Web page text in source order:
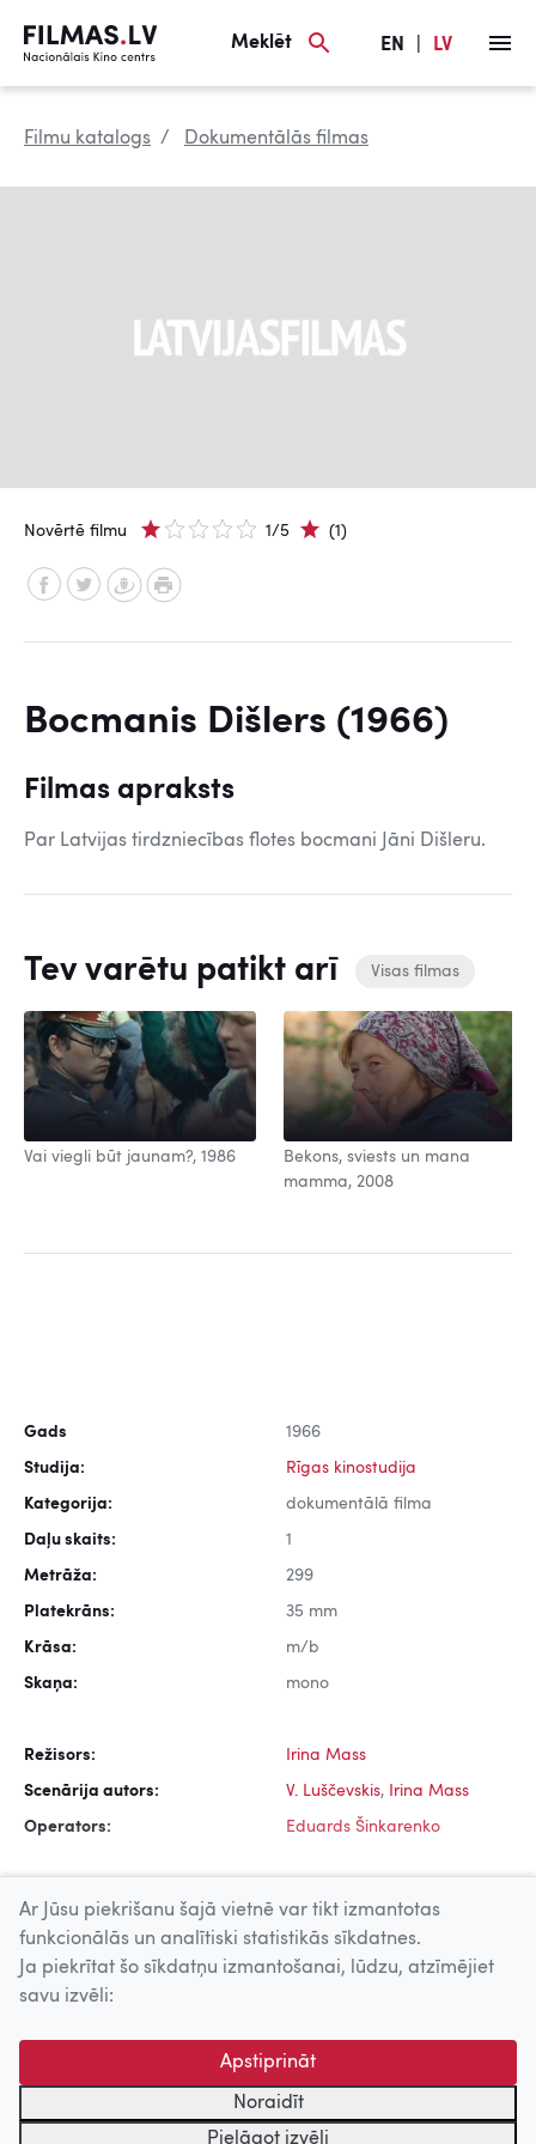
Meklēt EN LV
Filmu katalogs Dokumentālās filmas
Novērtē filmu 1/5 (1)
Bocmanis Dišlers (1966)
Filmas apraksts
Par Latvijas tirdzniecības flotes bocmani Jāni Dišleru.
Tev varētu patikt arī Visas filmas
Vai viegli būt jaunam?, 1986
Bekons, sviests un mana
mamma, 2008
Gads 1966
Studija: Rīgas kinostudija
Kategorija: dokumentālā filma
Daļu skaits: 1
Metrāža: 299
Platekrāns: 35 mm
Krāsa: m/b
Skaņa: mono
Režisors: Irina Mass
Scenārija autors: V. Luščevskis, Irina Mass
Operators: Eduards Šinkarenko
Uz augšu
© 2026 Nacionālais Kino centrs, Kultūras informācijas sistēmu
centrs. Sadarbības partneris: Latvijas Valsts
kinofotofonodokumentu arhīvs.
Ar Jūsu piekrišanu šajā vietnē var tikt izmantotas
funkcionālās un analītiski statistikās sīkdatnes.
Ja piekrītat šo sīkdatņu izmantošanai, lūdzu, atzīmējiet
savu izvēli:
Apstiprināt
Noraidīt
Pielāgot izvēli